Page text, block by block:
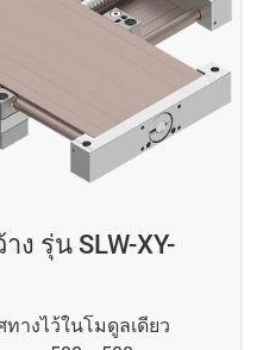
ง รุ่น SLW-XY-
างไว้ในโมดูลเดียว